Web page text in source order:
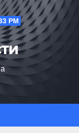
PM